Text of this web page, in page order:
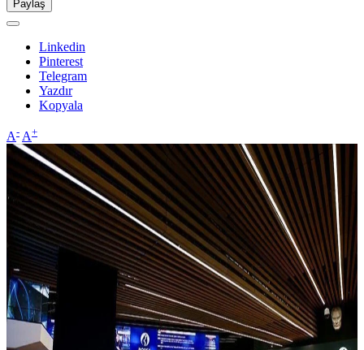
Paylaş
Linkedin
Pinterest
Telegram
Yazdır
Kopyala
A- A+